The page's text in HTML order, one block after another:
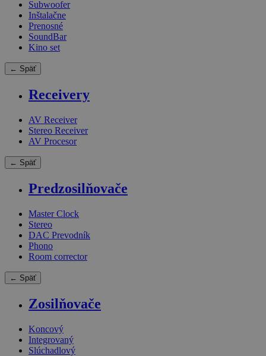
Subwoofer
Inštalačne
Prenosné
SoundBar
Kino set
← Späť
Receivery
AV Receiver
Stereo Receiver
AV Procesor
← Späť
Predzosilňovače
Master Clock
Stereo
DAC Prevodník
Phono
Room corrector
← Späť
Zosilňovače
Koncový
Integrovaný
Slúchadlový